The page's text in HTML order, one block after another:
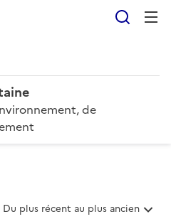
de
T
Du plus récent au plus ancien